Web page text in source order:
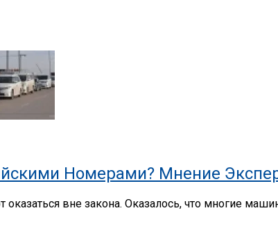
Номерами? Мнение
вне закона. Оказалось, что многие